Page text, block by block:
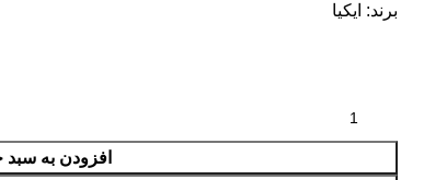
برند: ایکیا
افزودن به سبد